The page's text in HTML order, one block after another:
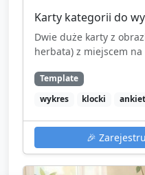
Karty kategorii do
Dwie duże karty z
herbata) z miejscem na
Template
wykres
klocki
🎉